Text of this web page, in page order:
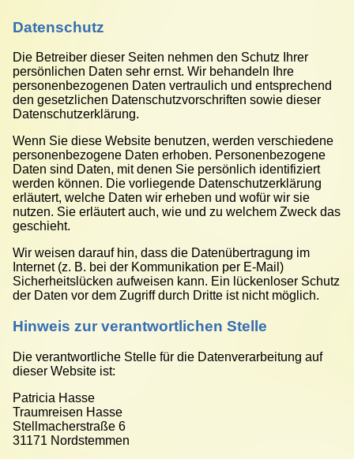
Datenschutz
Die Betreiber dieser Seiten nehmen den Schutz Ihrer
persönlichen Daten sehr ernst. Wir behandeln Ihre
personenbezogenen Daten vertraulich und entsprechend
den gesetzlichen Datenschutzvorschriften sowie dieser
Datenschutzerklärung.
Wenn Sie diese Website benutzen, werden verschiedene
personenbezogene Daten erhoben. Personenbezogene
Daten sind Daten, mit denen Sie persönlich identifiziert
werden können. Die vorliegende Datenschutzerklärung
erläutert, welche Daten wir erheben und wofür wir sie
nutzen. Sie erläutert auch, wie und zu welchem Zweck das
geschieht.
Wir weisen darauf hin, dass die Datenübertragung im
Internet (z. B. bei der Kommunikation per E-Mail)
Sicherheitslücken aufweisen kann. Ein lückenloser Schutz
der Daten vor dem Zugriff durch Dritte ist nicht möglich.
Hinweis zur verantwortlichen Stelle
Die verantwortliche Stelle für die Datenverarbeitung auf
dieser Website ist:
Patricia Hasse
Traumreisen Hasse
Stellmacherstraße 6
31171 Nordstemmen